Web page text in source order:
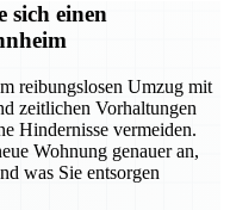
sich einen
reibungslosen Umzug mit
zeitlichen Vorhaltungen
Hindernisse vermeiden.
Wohnung genauer an,
was Sie entsorgen